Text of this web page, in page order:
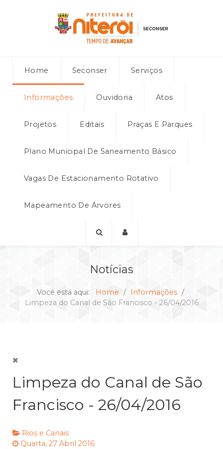
Home Seconser Serviços
Informações Ouvidoria Atos
Projetos Editais Praças E Parques
Plano Municipal De Saneamento Básico
Vagas De Estacionamento Rotativo
Mapeamento De Árvores
Notícias
Você está aqui: Home
Informações
Limpeza do Canal de São Francisco - 26/04/2016
Limpeza do Canal de São
Francisco - 26/04/2016
Rios e Canais
Quarta, 27 Abril 2016